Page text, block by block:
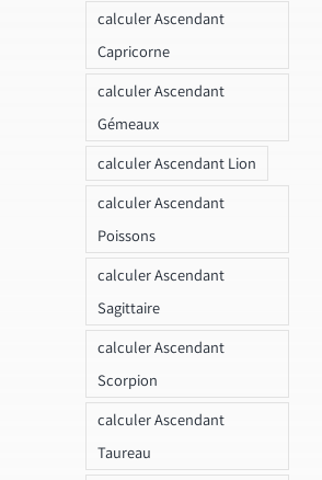
calculer Ascendant
Capricorne
calculer Ascendant
Gémeaux
calculer Ascendant Lion
calculer Ascendant
Poissons
calculer Ascendant
Sagittaire
calculer Ascendant
Scorpion
calculer Ascendant
Taureau